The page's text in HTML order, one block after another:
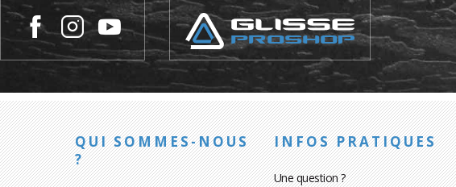
QUI SOMMES-NOUS
?
INFOS PRATIQUES
Une question ?